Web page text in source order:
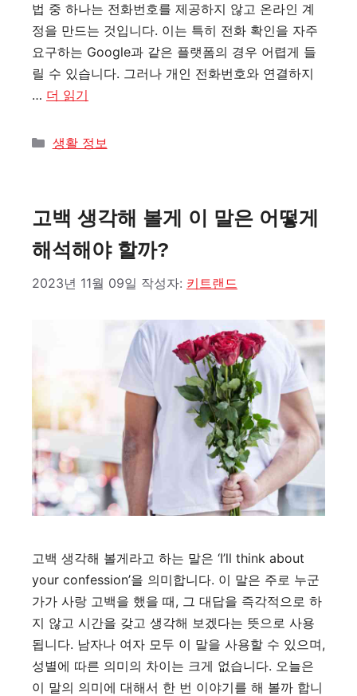
법 중 하나는 전화번호를 제공하지 않고 온라인 계
정을 만드는 것입니다. 이는 특히 전화 확인을 자주
요구하는 Google과 같은 플랫폼의 경우 어렵게 들
릴 수 있습니다. 그러나 개인 전화번호와 연결하지
… 더 읽기
카
생활 정보
고백 생각해 볼게 이 말은 어떻게
해석해야 할까?
2023년 11월 09일 작성자: 키트랜드
고백 생각해 볼게라고 하는 말은 ‘I’ll think about
your confession’을 의미합니다. 이 말은 주로 누군
가가 사랑 고백을 했을 때, 그 대답을 즉각적으로 하
지 않고 시간을 갖고 생각해 보겠다는 뜻으로 사용
됩니다. 남자나 여자 모두 이 말을 사용할 수 있으며,
성별에 따른 의미의 차이는 크게 없습니다. 오늘은
이 말의 의미에 대해서 한 번 이야기를 해 볼까 합니